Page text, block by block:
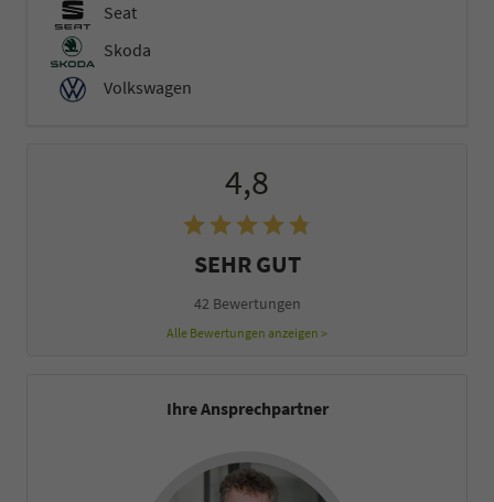
Seat
Skoda
Volkswagen
4,8
SEHR GUT
42 Bewertungen
Alle Bewertungen anzeigen >
Ihre Ansprechpartner